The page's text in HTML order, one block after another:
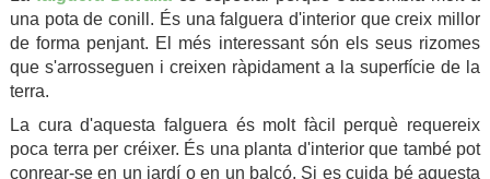
una pota de conill. És una falguera d'interior que creix millor
de forma penjant. El més interessant són els seus rizomes
que s'arrosseguen i creixen ràpidament a la superfície de la
terra.
La cura d'aquesta falguera és molt fàcil perquè requereix
poca terra per créixer. És una planta d'interior que també pot
conrear-se en un jardí o en un balcó. Si es cuida bé aquesta